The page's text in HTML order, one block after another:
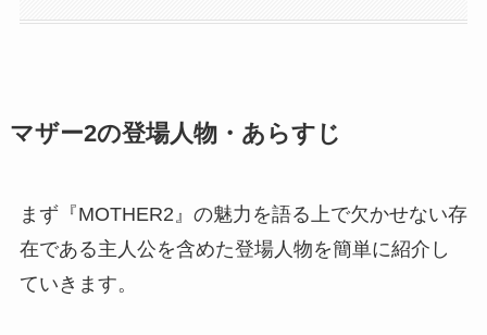
マザー2の登場人物・あらすじ
まず『MOTHER2』の魅力を語る上で欠かせない存
在である主人公を含めた登場人物を簡単に紹介し
ていきます。